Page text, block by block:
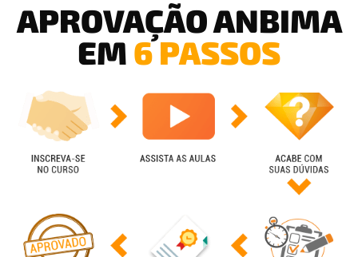
APROVAÇÃO ANBIMA
EM 6 PASSOS